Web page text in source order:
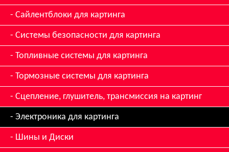
Сайлентблоки для картинга
Системы безопасности для картинга
Топливные системы для картинга
Тормозные системы для картинга
Сцепление, глушитель, трансмиссия на картинг
Электроника для картинга
Шины и Диски